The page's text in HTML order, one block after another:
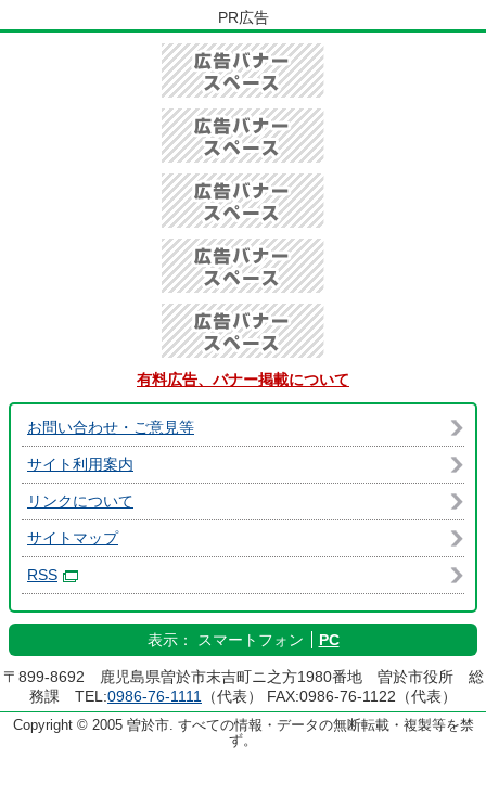
PR広告
有料広告、バナー掲載について
お問い合わせ・ご意見等
サイト利用案内
リンクについて
サイトマップ
RSS
表示： スマートフォン PC
〒899-8692 鹿児島県曽於市末吉町ニ之方1980番地 曽於市役所 総
務課 TEL:0986-76-1111 （代表） FAX:0986-76-1122（代表）
Copyright © 2005 曽於市. すべての情報・データの無断転載・複製等を禁
ず。